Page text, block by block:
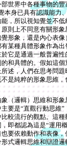
世界中各種事物的
本身已具有認識能力
，所以視知覺並不
則上不同意有關形
形象，還是內心表
有某種具體形象作為
它是通過一般普遍
和具體的。假如這
述，人們在思考問
是純粹的形象思維
（邏輯）思維和形
要是“直觀行動思維
較流行的觀點。這
即都認為這是“運用
要依賴動作和表像
式邏輯思維和辯證